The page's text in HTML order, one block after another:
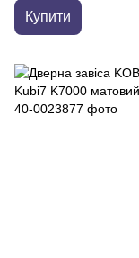
Купити